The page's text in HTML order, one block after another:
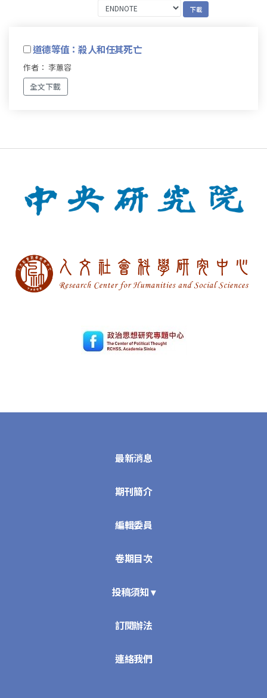
道德等值：殺人和任其死亡
作者： 李蕙容
全文下載
最新消息
期刊簡介
編輯委員
卷期目次
投稿須知 ▾
訂閱辦法
連絡我們